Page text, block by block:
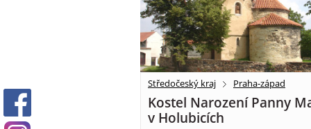
Středočeský kraj Praha-západ
Kostel Narození Panny
v Holubicích